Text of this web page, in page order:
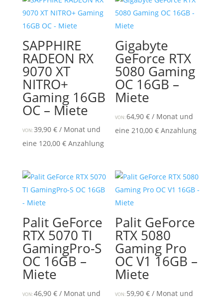
SAPPHIRE
RADEON RX
9070 XT
NITRO+
Gaming 16GB
OC – Miete
VON:39,90 € / Monat und
eine 120,00 €Anzahlung
Gigabyte
GeForce RTX
5080 Gaming
OC 16GB –
Miete
VON:64,90€ / Monat und
eine210,00€ Anzahlung
Palit GeForce
RTX 5070 TI
GamingPro-S
OC 16GB –
Miete
VON:46,90 € / Monat und
Palit GeForce
RTX 5080
Gaming Pro
OC V1 16GB –
Miete
VON: 59,90€ / Monat und